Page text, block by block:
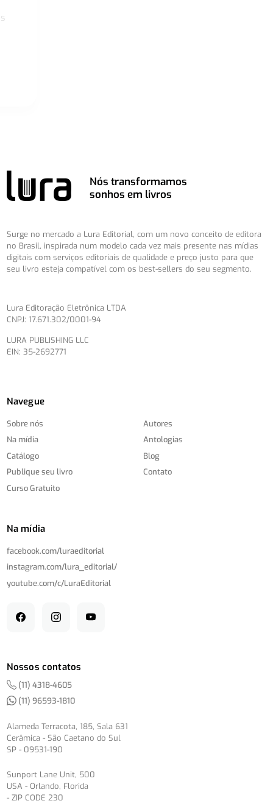
Nós transformamos
sonhos em livros
Surge no mercado a Lura Editorial, com um novo conceito de editora
no Brasil, inspirada num modelo cada vez mais presente nas mídias
digitais com serviços editoriais de qualidade e preço justo para que
seu livro esteja compatível com os best-sellers do seu segmento.
Lura Editoração Eletrônica LTDA
CNPJ: 17.671.302/0001-94
LURA PUBLISHING LLC
EIN: 35-2692771
Navegue
Sobre nós
Na mídia
Catálogo
Publique seu livro
Curso Gratuito
Autores
Antologias
Blog
Contato
Na mídia
facebook.com/luraeditorial
instagram.com/lura_editorial/
youtube.com/c/LuraEditorial
Nossos contatos
(11) 4318-4605
(11) 96593-1810
Alameda Terracota, 185, Sala 631
Cerâmica - São Caetano do Sul
SP - 09531-190
Sunport Lane Unit, 500
USA - Orlando, Florida
- ZIP CODE 230